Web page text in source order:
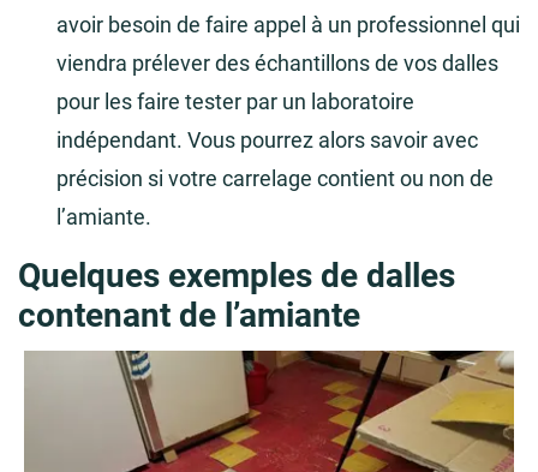
avoir besoin de faire appel à un professionnel qui
viendra prélever des échantillons de vos dalles
pour les faire tester par un laboratoire
indépendant. Vous pourrez alors savoir avec
précision si votre carrelage contient ou non de
l’amiante.
Quelques exemples de dalles
contenant de l’amiante